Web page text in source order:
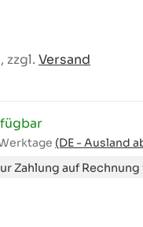
zzgl. Versand
(DE - Ausland
Zahlung auf